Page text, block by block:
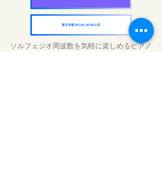
楽天市場 RELAX WORLD店
ソルフェジオ周波数を気軽に楽しめるピアノ